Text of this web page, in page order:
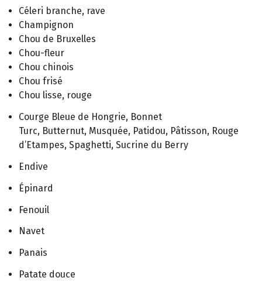
Céleri branche, rave
Champignon
Chou de Bruxelles
Chou-fleur
Chou chinois
Chou frisé
Chou lisse, rouge
Courge Bleue de Hongrie, Bonnet
Turc, Butternut, Musquée, Patidou, Pâtisson, Rouge
d’Etampes, Spaghetti, Sucrine du Berry
Endive
Épinard
Fenouil
Navet
Panais
Patate douce